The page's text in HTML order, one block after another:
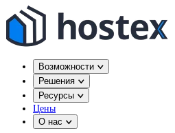
Возможности
Решения
Ресурсы
Цены
О нас